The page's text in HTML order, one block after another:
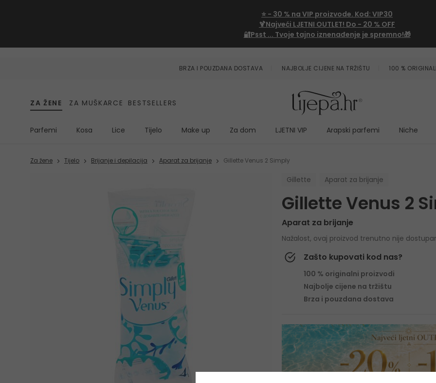
⭐ - 30 % na VIP proizvode. Kod: VIP30
🍹Najveći LJETNI OUTLET! Do - 20 % OFF
🔐Psst ... Tvoje tajno iznenađenje je spremno!🎁
BRZA I POUZDANA DOSTAVA NAJBOLJE CIJENE NA TRŽIŠTU 100 %
ZA ŽENE ZA MUŠKARCE BESTSELLERS
Parfemi Kosa Lice Tijelo Make up Za dom LJETNI VIP Arapski parfemi Niche
Za žene Tijelo Brijanje i depilacija Aparat za brijanje Gillette Venus 2 Simply
Gillette Aparat za brijanje
Gillette Venus 2
Aparat za brijanje
Nažalost, ovaj proizvod trenutno nije
Zašto kupovati kod nas?
100 % originalni proizvodi
Najbolje cijene na tržištu
Brza i pouzdana dostava